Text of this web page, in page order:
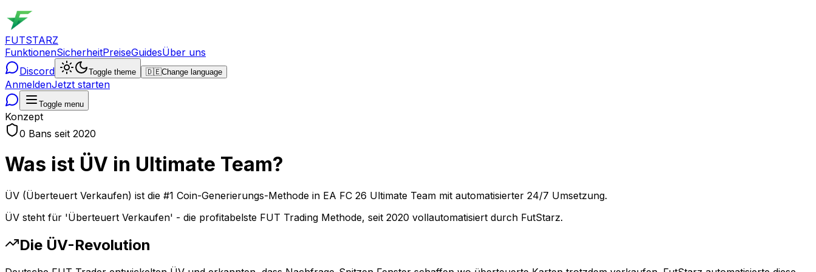
FUTSTARZ
FunktionenSicherheitPreiseGuidesÜber uns
Discord
Toggle theme 🇩🇪Change language
AnmeldenJetzt starten
Toggle menu
Konzept
0 Bans seit 2020
Was ist ÜV in Ultimate Team?
ÜV (Überteuert Verkaufen) ist die #1 Coin-Generierungs-Methode in EA FC 26 Ultimate Team mit automatisierter 24/7 Umsetzung.
ÜV steht für 'Überteuert Verkaufen' - die profitabelste FUT Trading Methode, seit 2020 vollautomatisiert durch FutStarz.
Die ÜV-Revolution